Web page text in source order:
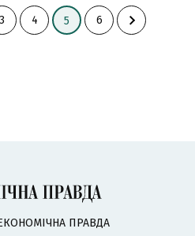
3 4 5 6
ПРАВДА